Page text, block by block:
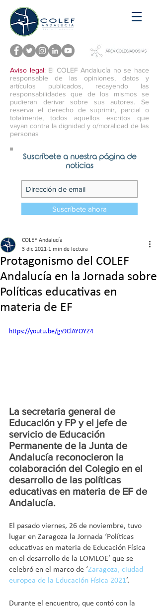
Aviso legal: El COLEF Andalucía no se hace
responsable de las opiniones, datos y
artículos publicados, recayendo las
responsabilidades que de los mismos se
pudieran derivar sobre sus autores. Se
reserva el derecho de suprimir, parcial o
totalmente, todos aquellos escritos que
vayan contra la dignidad y o/moralidad de las
personas
Suscríbete a nuestra página de
noticias
Suscríbete ahora
Protagonismo del COLEF
Andalucía en la Jornada sobre
Políticas educativas en
materia de EF
COLEF Andalucía
3 dic 2021 1 min de lectura
https://youtu.be/gs9ClAYOYZ4
La secretaria general de
Educación y FP y el jefe de
servicio de Educación
Permanente de la Junta de
Andalucía reconocieron la
colaboración del Colegio en el
desarrollo de las políticas
educativas en materia de EF de
Andalucía.
El pasado viernes, 26 de noviembre, tuvo
lugar en Zaragoza la Jornada ‘Políticas
educativas en materia de Educación Física
en el desarrollo de la LOMLOE’ que se
celebró en el marco de ‘Zaragoza, ciudad
europea de la Educación Física 2021’.
Durante el encuentro, que contó con la